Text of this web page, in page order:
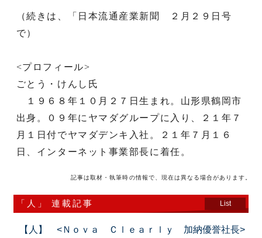
（続きは、「日本流通産業新聞 ２月２９日号
で）
<プロフィール>
ごとう・けんし氏
１９６８年１０月２７日生まれ。山形県鶴岡市
出身。０９年にヤマダグループに入り、２１年７
月１日付でヤマダデンキ入社。２１年７月１６
日、インターネット事業部長に着任。
記事は取材・執筆時の情報で、現在は異なる場合があります。
「人」 連載記事 List
【人】 <Ｎｏｖａ Ｃｌｅａｒｌｙ 加納優誉社長>